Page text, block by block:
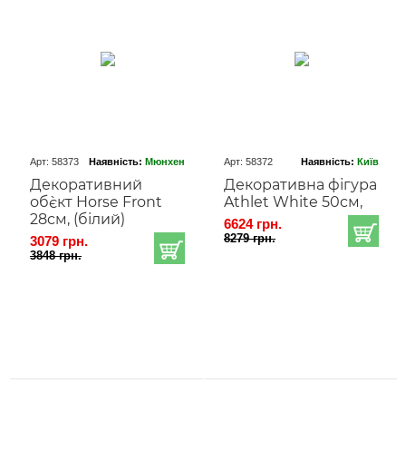
Арт: 58373 Наявність: Мюнхен
Декоративний
об`єкт Horse Front
28cм, (білий)
3079 грн.
3848 грн.
Арт: 58372 Наявність: Київ
Декоративна фігура
Athlet White 50cм,
6624 грн.
8279 грн.